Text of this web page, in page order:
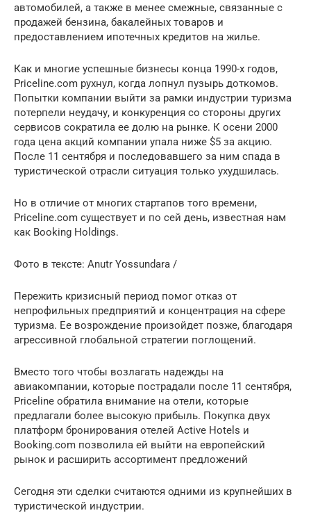
автомобилей, а также в менее смежные, связанные с
продажей бензина, бакалейных товаров и
предоставлением ипотечных кредитов на жилье.
Как и многие успешные бизнесы конца 1990-х годов,
Priceline.com рухнул, когда лопнул пузырь доткомов.
Попытки компании выйти за рамки индустрии туризма
потерпели неудачу, и конкуренция со стороны других
сервисов сократила ее долю на рынке. К осени 2000
года цена акций компании упала ниже $5 за акцию.
После 11 сентября и последовавшего за ним спада в
туристической отрасли ситуация только ухудшилась.
Но в отличие от многих стартапов того времени,
Priceline.com существует и по сей день, известная нам
как Booking Holdings.
Фото в тексте: Anutr Yossundara /
Пережить кризисный период помог отказ от
непрофильных предприятий и концентрация на сфере
туризма. Ее возрождение произойдет позже, благодаря
агрессивной глобальной стратегии поглощений.
Вместо того чтобы возлагать надежды на
авиакомпании, которые пострадали после 11 сентября,
Priceline обратила внимание на отели, которые
предлагали более высокую прибыль. Покупка двух
платформ бронирования отелей Active Hotels и
Booking.com позволила ей выйти на европейский
рынок и расширить ассортимент предложений
Сегодня эти сделки считаются одними из крупнейших в
туристической индустрии.